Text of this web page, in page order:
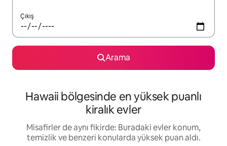
Çıkış
Arama
Hawaii bölgesinde en yüksek puanlı
kiralık evler
Misafirler de aynı fikirde: Buradaki evler konum,
temizlik ve benzeri konularda yüksek puan aldı.